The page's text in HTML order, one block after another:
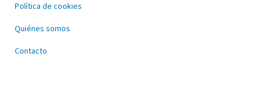
Política de cookies
Quiénes somos
Contacto